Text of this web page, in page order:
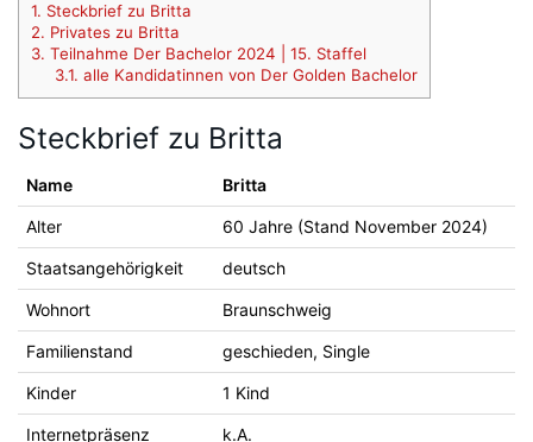
1. Steckbrief zu Britta
2. Privates zu Britta
3. Teilnahme Der Bachelor 2024 | 15. Staffel
3.1. alle Kandidatinnen von Der Golden Bachelor
Steckbrief zu Britta
Name Britta
Alter 60 Jahre (Stand November 2024)
Staatsangehörigkeit deutsch
Wohnort Braunschweig
Familienstand geschieden, Single
Kinder 1 Kind
Internetpräsenz k.A.